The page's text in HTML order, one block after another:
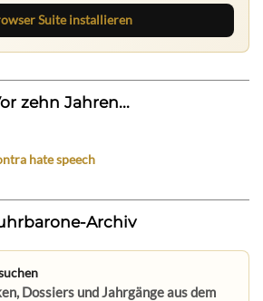
Suite installieren
zehn Jahren...
hate speech
Archiv
Dossiers und Jahrgänge aus dem